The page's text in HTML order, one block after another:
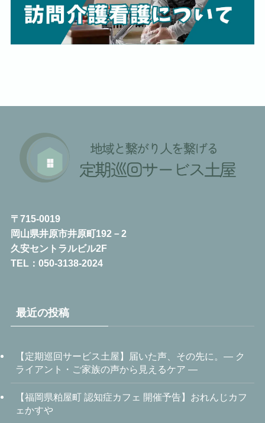
〒715-0019
岡山県井原市井原町192－2
久安セントラルビル2F
TEL：050-3138-2024
最近の投稿
【定期巡回サービス土屋】届いた声、その先に。― ク
ライアント・ご家族の声から見えるケア ―
【福岡県粕屋町 認知症カフェ 開催予告】おれんじカフ
ェかすや